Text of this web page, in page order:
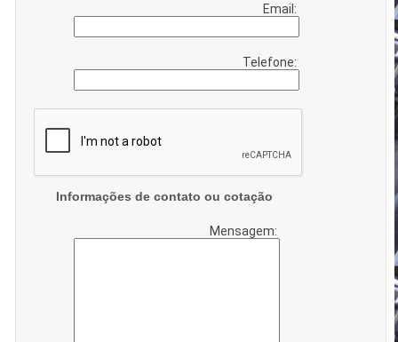
Email:
Telefone:
Informações de contato ou cotação
Mensagem: